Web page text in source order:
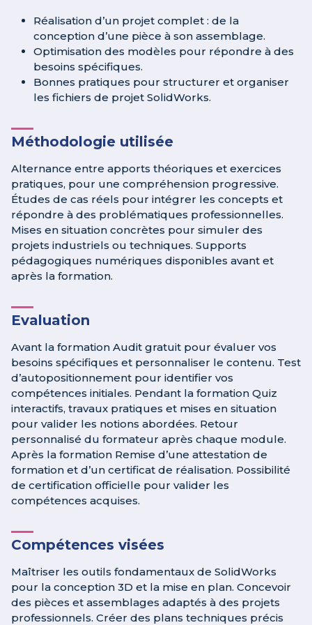
Réalisation d’un projet complet : de la
conception d’une pièce à son assemblage.
Optimisation des modèles pour répondre à des
besoins spécifiques.
Bonnes pratiques pour structurer et organiser
les fichiers de projet SolidWorks.
Méthodologie utilisée
Alternance entre apports théoriques et exercices
pratiques, pour une compréhension progressive.
Études de cas réels pour intégrer les concepts et
répondre à des problématiques professionnelles.
Mises en situation concrètes pour simuler des
projets industriels ou techniques. Supports
pédagogiques numériques disponibles avant et
après la formation.
Evaluation
Avant la formation Audit gratuit pour évaluer vos
besoins spécifiques et personnaliser le contenu. Test
d’autopositionnement pour identifier vos
compétences initiales. Pendant la formation Quiz
interactifs, travaux pratiques et mises en situation
pour valider les notions abordées. Retour
personnalisé du formateur après chaque module.
Après la formation Remise d’une attestation de
formation et d’un certificat de réalisation. Possibilité
de certification officielle pour valider les
compétences acquises.
Compétences visées
Maîtriser les outils fondamentaux de SolidWorks
pour la conception 3D et la mise en plan. Concevoir
des pièces et assemblages adaptés à des projets
professionnels. Créer des plans techniques précis